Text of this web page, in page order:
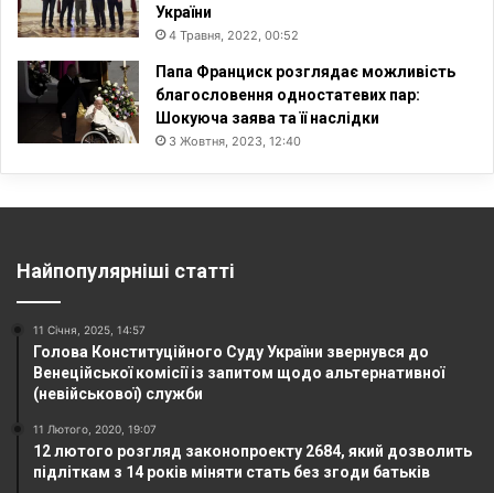
України
4 Травня, 2022, 00:52
Папа Франциск розглядає можливість
благословення одностатевих пар:
Шокуюча заява та її наслідки
3 Жовтня, 2023, 12:40
Найпопулярніші статті
11 Січня, 2025, 14:57
Голова Конституційного Суду України звернувся до
Венеційської комісії із запитом щодо альтернативної
(невійськової) служби
11 Лютого, 2020, 19:07
12 лютого розгляд законопроекту 2684, який дозволить
підліткам з 14 років міняти стать без згоди батьків